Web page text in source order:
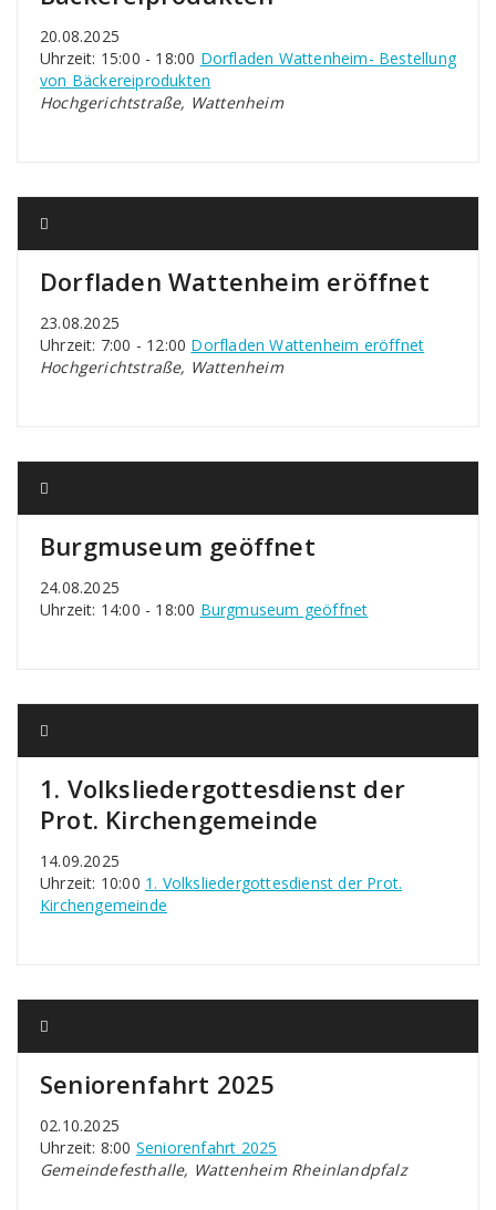
20.08.2025
Uhrzeit: 15:00 - 18:00 Dorfladen Wattenheim- Bestellung
von Bäckereiprodukten
Hochgerichtstraße, Wattenheim
Dorfladen Wattenheim eröffnet
23.08.2025
Uhrzeit: 7:00 - 12:00 Dorfladen Wattenheim eröffnet
Hochgerichtstraße, Wattenheim
Burgmuseum geöffnet
24.08.2025
Uhrzeit: 14:00 - 18:00 Burgmuseum geöffnet
1. Volksliedergottesdienst der
Prot. Kirchengemeinde
14.09.2025
Uhrzeit: 10:00 1. Volksliedergottesdienst der Prot.
Kirchengemeinde
Seniorenfahrt 2025
02.10.2025
Uhrzeit: 8:00 Seniorenfahrt 2025
Gemeindefesthalle, Wattenheim Rheinlandpfalz